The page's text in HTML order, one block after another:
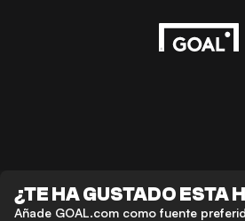
¿TE HA GUSTADO ESTA
Añade GOAL.com como fuente